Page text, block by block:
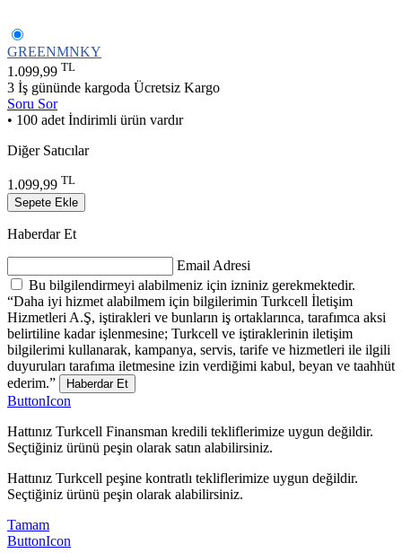
GREENMNKY
1.099,99 TL
3 İş gününde kargoda Ücretsiz Kargo
Soru Sor
• 100 adet İndirimli ürün vardır
Diğer Satıcılar
1.099,99 TL
Sepete Ekle
Haberdar Et
Email Adresi
Bu bilgilendirmeyi alabilmeniz için izniniz gerekmektedir.
“Daha iyi hizmet alabilmem için bilgilerimin Turkcell İletişim
Hizmetleri A.Ş, iştirakleri ve bunların iş ortaklarınca, tarafımca aksi
belirtiline kadar işlenmesine; Turkcell ve iştiraklerinin iletişim
bilgilerimi kullanarak, kampanya, servis, tarife ve hizmetleri ile ilgili
duyuruları tarafıma iletmesine izin verdiğimi kabul, beyan ve taahhüt
ederim.”
Haberdar Et
ButtonIcon
Hattınız Turkcell Finansman kredili tekliflerimize uygun değildir.
Seçtiğiniz ürünü peşin olarak satın alabilirsiniz.
Hattınız Turkcell peşine kontratlı tekliflerimize uygun değildir.
Seçtiğiniz ürünü peşin olarak alabilirsiniz.
Tamam
ButtonIcon